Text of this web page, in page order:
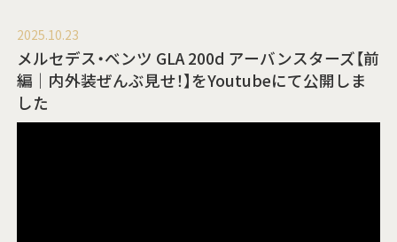
2025.10.23
メルセデス・ベンツ GLA 200d アーバンスターズ【前
編｜内外装ぜんぶ見せ！】をYoutubeにて公開しま
した